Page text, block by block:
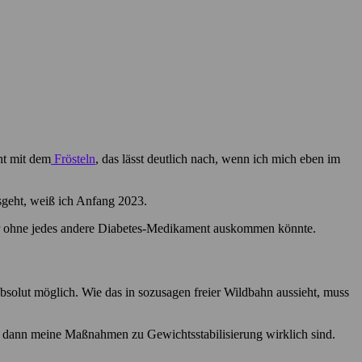
mit dem Frösteln, das lässt deutlich nach, wenn ich mich eben im
weiß ich Anfang 2023.
jedes andere Diabetes-Medikament auskommen könnte.
möglich. Wie das in sozusagen freier Wildbahn aussieht, muss
meine Maßnahmen zu Gewichtsstabilisierung wirklich sind.